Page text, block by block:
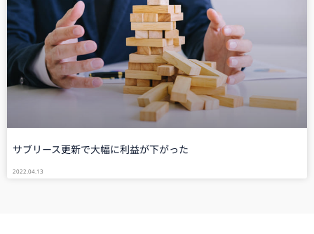
サブリース更新で大幅に利益が下がった
2022.04.13